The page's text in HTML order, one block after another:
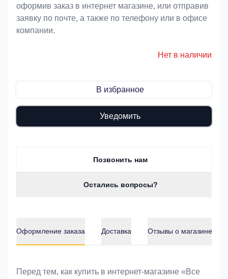
оформив заказ в интернет магазине, или отправив
заявку по почте, а также по телефону или в офисе
компании.
Нет в наличии
В избранное
Уведомить
Позвонить нам
Остались вопросы?
Оформление заказа Доставка Отзывы о магазине
Оформление заказа
Перед тем, как купить в интернет-магазине «Bce